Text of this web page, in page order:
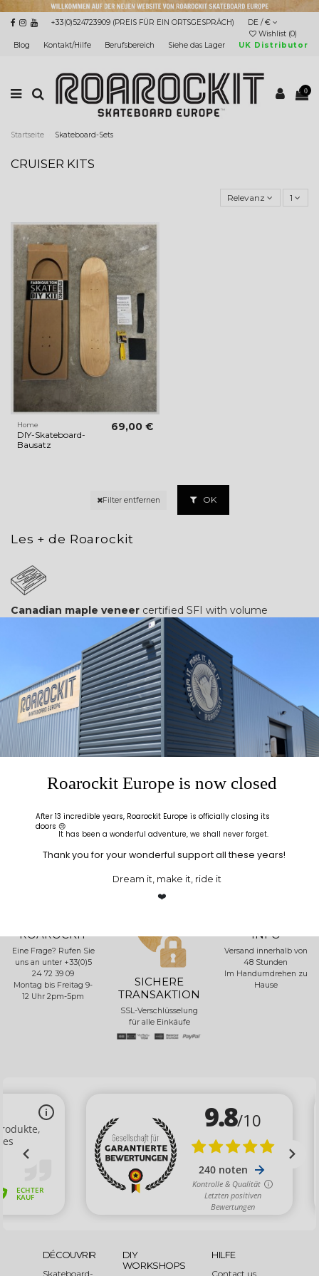
+33(0)524723909 (PREIS FÜR EIN ORTSGESPRÄCH)
DE / €
Wishlist (0)
Blog
Kontakt/Hilfe Berufsbereich Siehe das Lager UK Distributor
0
Startseite Skateboard-Sets
CRUISER KITS
Relevanz 1
Home
DIY-Skateboard-
Bausatz
69,00 €
Filter entfernen OK
Les + de Roarockit
Canadian maple veneer certified SFI with volume
discounts
Thepartsin our kits arereusable &/or recyclable
Unique patented and reusable presssystem "Thin Air
An eco responsable conceptfor shapers, woodworkers,
ROAROCKIT
Eine Frage? Rufen Sie
uns an unter +33(0)5
24 72 39 09
Montag bis Freitag 9-
12 Uhr 2pm-5pm
SICHERE
TRANSAKTION
SSL-Verschlüsselung
für alle Einkäufe
INFO
Versand innerhalb von
48 Stunden
Im Handumdrehen zu
Hause
DÉCOUVRIR
Skateboard-
DIY
WORKSHOPS
HILFE
Contact us
Roarockit Europe is now closed
After 13 incredible years, Roarockit Europe is officially closing its
doors 😢
Thank you for your wonderful support all these years!
❤️
It has been a wonderful adventure, we shall never forget.
Dream it, make it, ride it